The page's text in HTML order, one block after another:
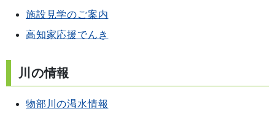
施設見学のご案内
高知家応援でんき
川の情報
物部川の渇水情報